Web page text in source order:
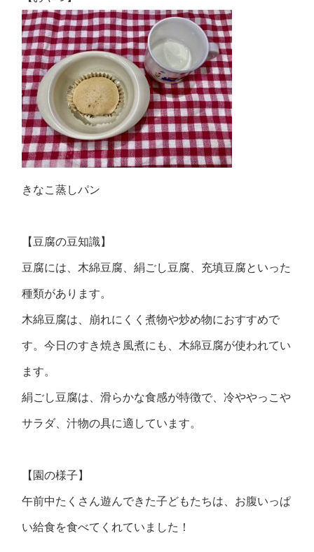
きなこ蒸しパン
【豆腐の豆知識】
豆腐には、木綿豆腐、絹ごし豆腐、充填豆腐といった
種類があります。
木綿豆腐は、崩れにくく煮物や炒め物におすすめで
す。今日のすき焼き風煮にも、木綿豆腐が使われてい
ます。
絹ごし豆腐は、滑らかな食感が特徴で、冷ややっこや
サラダ、汁物の具に適しています。
【園の様子】
午前中たくさん遊んできた子どもたちは、お腹いっぱ
い給食を食べてくれていました！